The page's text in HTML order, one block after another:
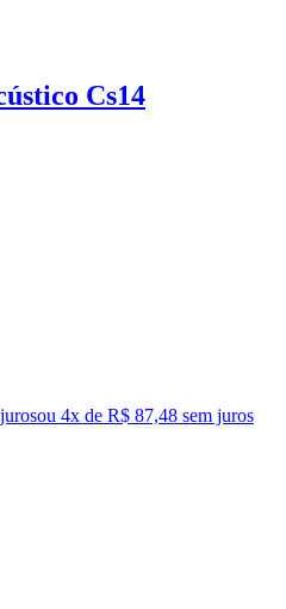
Cs14
ou 4x de R$ 87,48 sem juros